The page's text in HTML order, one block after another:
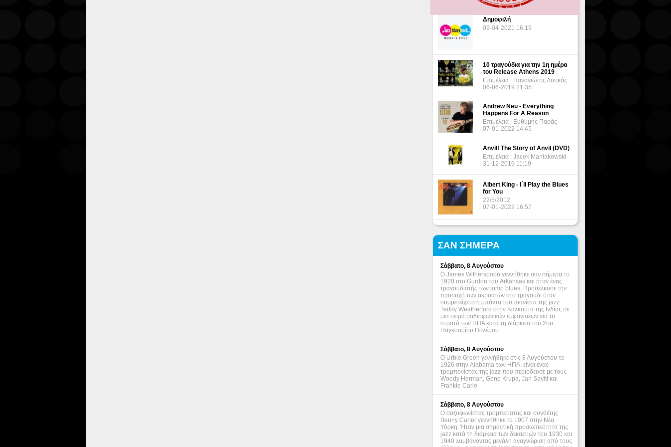
Δημοφιλή
09-04-2021 16:19
10 τραγούδια για την 1η ημέρα
του Release Athens 2019
Επιμέλεια : Παναγιώτης Λουκάς
06-06-2019 21:35
Andrew Neu - Everything
Happens For A Reason
Επιμέλεια : Ευθύμης Παράς
07-01-2022 14:45
Anvil! The Story of Anvil (DVD)
Επιμέλεια : Jacek Maniakowski
31-12-2019 11:19
Albert King - I΄ll Play the Blues
for You
22/5/2012
07-01-2022 16:57
ΣΑΝ ΣΗΜΕΡΑ
Σάββατο, 8 Αυγούστου
Ο James Witherspoon γεννήθηκε σαν σήμερα το
1920 στο Gurdon του Arkansas και ήταν ένας
τραγουδιστής των jump blues. Προσέλκυσε την
προσοχή των ακροατών στο τραγούδι όταν
συμμετείχε στη μπάντα του πιανίστα της jazz
Teddy Weatherford στην Καλκούτα της Ινδίας σε
μια σειρά ραδιοφωνικών εμφανίσεων για το
στρατό των ΗΠΑ κατά τη διάρκεια του 2ου
Παγκοσμίου Πολέμου.
Σάββατο, 8 Αυγούστου
Ο Urbie Green γεννήθηκε στις 8 Αυγούστου το
1926 στην Alabama των ΗΠΑ, είναι ένας
τρομπονίστας της jazz που περιόδευσε με τους
Woody Herman, Gene Krupa, Jan Savitt και
Frankie Carle.
Σάββατο, 8 Αυγούστου
Ο σαξοφωνίστας τρομπετίστας και συνθέτης
Benny Carter γεννήθηκε το 1907 στην Νέα
Υόρκη. Ήταν μια σημαντική προσωπικότητα της
jazz κατά τη διάρκεια των δεκαετιών του 1930 και
1940 λαμβάνοντας μεγάλη αναγνώριση από τους